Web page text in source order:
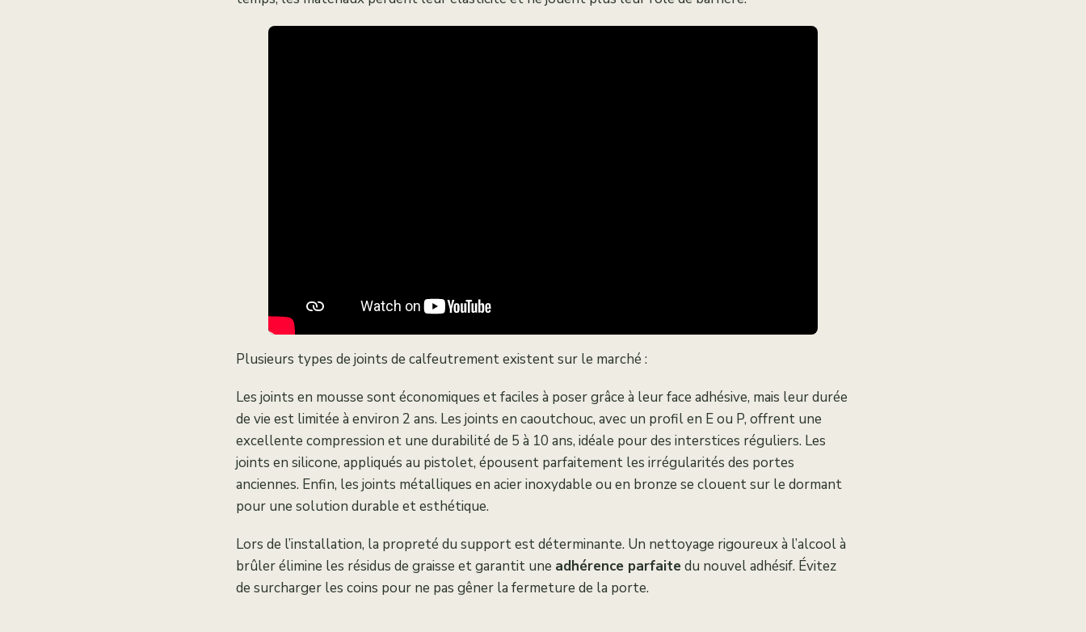
Plusieurs types de joints de calfeutrement existent sur le marché :
Les joints en mousse sont économiques et faciles à poser grâce à leur face adhésive, mais leur durée
de vie est limitée à environ 2 ans. Les joints en caoutchouc, avec un profil en E ou P, offrent une
excellente compression et une durabilité de 5 à 10 ans, idéale pour des interstices réguliers. Les
joints en silicone, appliqués au pistolet, épousent parfaitement les irrégularités des portes
anciennes. Enfin, les joints métalliques en acier inoxydable ou en bronze se clouent sur le dormant
pour une solution durable et esthétique.
Lors de l’installation, la propreté du support est déterminante. Un nettoyage rigoureux à l’alcool à
brûler élimine les résidus de graisse et garantit une adhérence parfaitedu nouvel adhésif. Évitez
de surcharger les coins pour ne pas gêner la fermeture de la porte.